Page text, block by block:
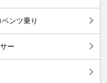
ンツ乗り
ー